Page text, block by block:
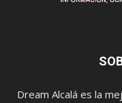
Dream Alcalá es la